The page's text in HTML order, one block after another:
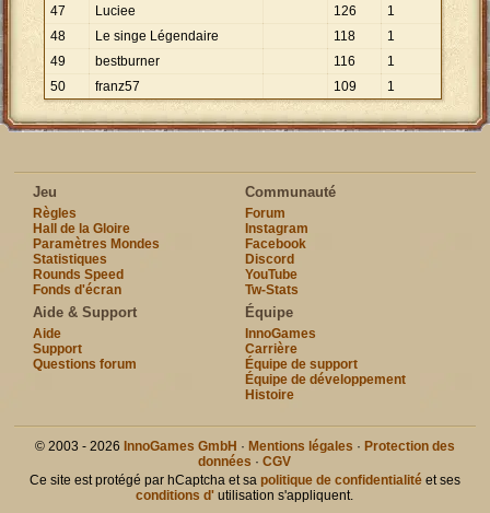
47
Luciee 126
1
48
Le singe Légendaire 118
1
49
bestburner 116
1
50
franz57 109 1
Jeu
Règles
Hall de la Gloire
Paramètres Mondes
Statistiques
Rounds Speed
Fonds d'écran
Communauté
Forum
Instagram
Facebook
Discord
YouTube
Tw-Stats
Aide & Support
Aide
Support
Questions forum
Équipe
InnoGames
Carrière
Équipe de support
Équipe de développement
Histoire
© 2003 - 2026 InnoGames GmbH · Mentions légales · Protection des
données ·CGV
Ce site est protégé par hCaptcha et sa politique de confidentialitéet ses
conditions d' utilisation s'appliquent.